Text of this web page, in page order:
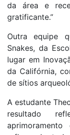
da área e
gratificante.”
Outra equipe
Snakes, da
lugar em
da Califórnia,
de sítios
A estudante
resultado